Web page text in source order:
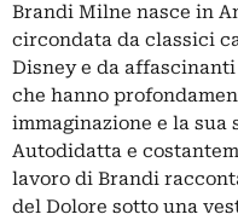
Brandi Milne nasce in
circondata da classici
Disney e da
che hanno
immaginazione e la
Autodidatta e
lavoro di Brandi
del Dolore sotto una